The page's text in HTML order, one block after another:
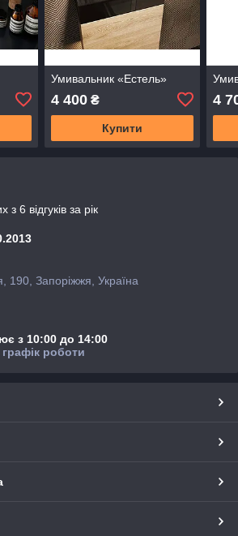
Умивальник «Естель»
4 400₴
Купити
4
6 відгуків за рік
190, Запоріжжя, Україна
з 10:00 до 14:00
роботи